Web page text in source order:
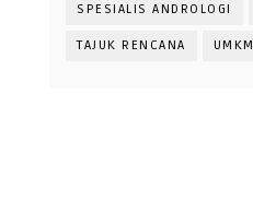
SPESIALIS ANDROLOGI
TAJUK RENCANA UMKM